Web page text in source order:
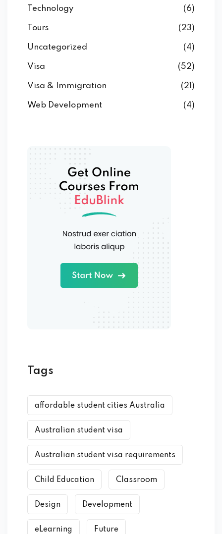
Technology (6)
Tours (23)
Uncategorized (4)
Visa (52)
Visa & Immigration (21)
Web Development (4)
Tags
affordable student cities Australia
Australian student visa
Australian student visa requirements
Child Education Classroom
Design Development
eLearning Future